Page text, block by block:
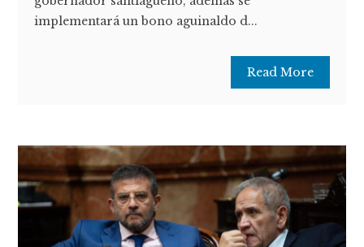
implementará un bono aguinaldo d...
Read More